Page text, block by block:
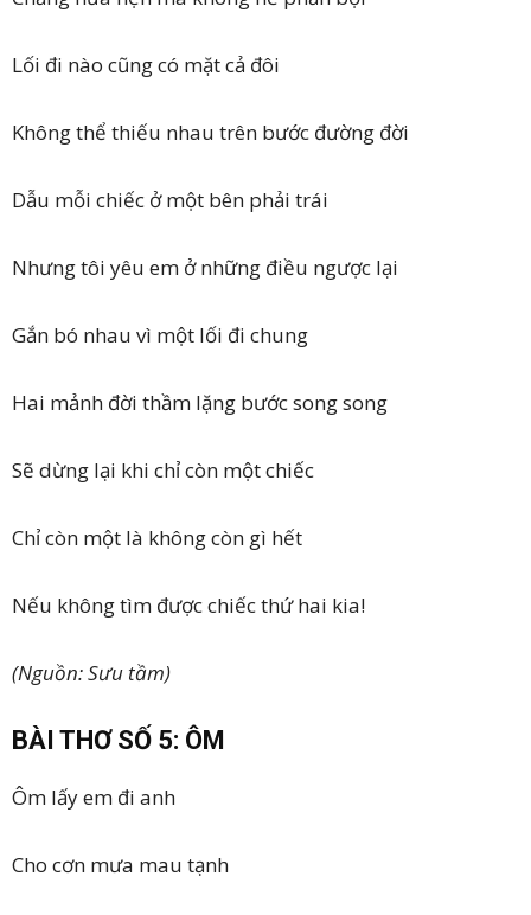
Lối đi nào cũng có mặt cả đôi
Không thể thiếu nhau trên bước đường đời
Dẫu mỗi chiếc ở một bên phải trái
Nhưng tôi yêu em ở những điều ngược lại
Gắn bó nhau vì một lối đi chung
Hai mảnh đời thầm lặng bước song song
Sẽ dừng lại khi chỉ còn một chiếc
Chỉ còn một là không còn gì hết
Nếu không tìm được chiếc thứ hai kia!
(Nguồn: Sưu tầm)
BÀI THƠ SỐ 5: ÔM
Ôm lấy em đi anh
Cho cơn mưa mau tạnh